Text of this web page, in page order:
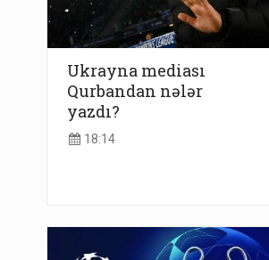
Ukrayna mediası
Qurbandan nələr
yazdı?
18:14